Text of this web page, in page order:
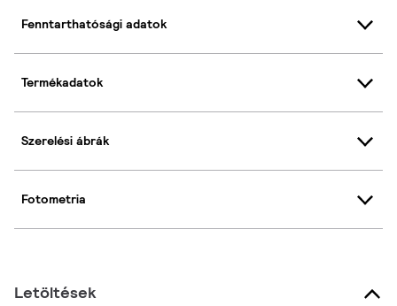
Fenntarthatósági adatok
Termékadatok
Szerelési ábrák
Fotometria
Letöltések